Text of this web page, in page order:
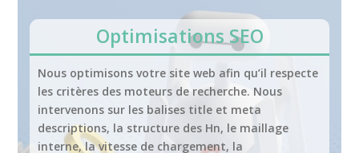
Optimisations SEO
Nous optimisons votre site web afin qu’il respecte
les critères des moteurs de recherche. Nous
intervenons sur les balises title et meta
descriptions, la structure des Hn, le maillage
interne, la vitesse de chargement, la